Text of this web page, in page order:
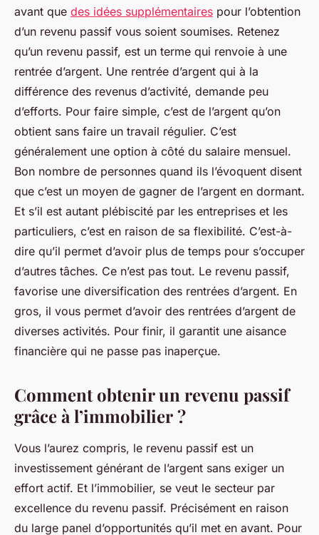
avant que des idées supplémentaires pour l’obtention
d’un revenu passif vous soient soumises. Retenez
qu’un revenu passif, est un terme qui renvoie à une
rentrée d’argent. Une rentrée d’argent qui à la
différence des revenus d’activité, demande peu
d’efforts. Pour faire simple, c’est de l’argent qu’on
obtient sans faire un travail régulier. C’est
généralement une option à côté du salaire mensuel.
Bon nombre de personnes quand ils l’évoquent disent
que c’est un moyen de gagner de l’argent en dormant.
Et s’il est autant plébiscité par les entreprises et les
particuliers, c’est en raison de sa flexibilité. C’est-à-
dire qu’il permet d’avoir plus de temps pour s’occuper
d’autres tâches. Ce n’est pas tout. Le revenu passif,
favorise une diversification des rentrées d’argent. En
gros, il vous permet d’avoir des rentrées d’argent de
diverses activités. Pour finir, il garantit une aisance
financière qui ne passe pas inaperçue.
Comment obtenir un revenu passif
grâce à l’immobilier ?
Vous l’aurez compris, le revenu passif est un
investissement générant de l’argent sans exiger un
effort actif. Et l’immobilier, se veut le secteur par
excellence du revenu passif. Précisément en raison
du large panel d’opportunités qu’il met en avant. Pour